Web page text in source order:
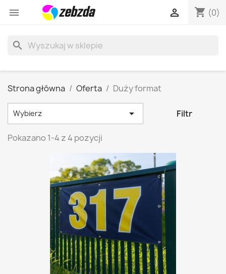
 shopping_cart (0)

search
Strona główna Oferta Duży format
Wybierz  Filtr
Pokazano 1-4 z 4 pozycji